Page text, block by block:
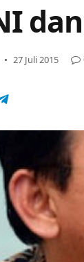
27 Juli 2015